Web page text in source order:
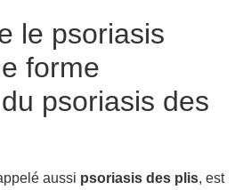
le psoriasis
forme
psoriasis des
aussi psoriasis des plis, est